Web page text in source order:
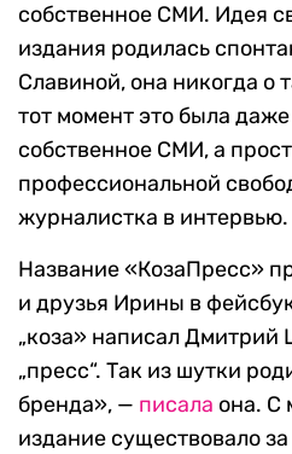
собственное СМИ. Идея
издания родилась
Славиной, она никогда о
тот момент это была
собственное СМИ, а
профессиональной
журналистка в интервью.
Название «КозаПресс»
и друзья Ирины в
„коза» написал Дмитрий
„пресс“. Так из шутки
бренда», — писала она. С
издание существовало